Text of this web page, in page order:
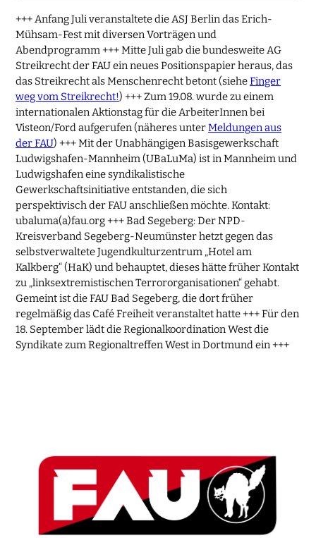
+++ Anfang Juli veranstaltete die ASJ Berlin das Erich-
Mühsam-Fest mit diversen Vorträgen und
Abendprogramm +++ Mitte Juli gab die bundesweite AG
Streikrecht der FAU ein neues Positionspapier heraus, das
das Streikrecht als Menschenrecht betont (sieheFinger
weg vom Streikrecht!) +++ Zum 19.08. wurde zu einem
internationalen Aktionstag für die ArbeiterInnen bei
Visteon/Ford aufgerufen (näheres unterMeldungen aus
der FAU) +++ Mit der Unabhängigen Basisgewerkschaft
Ludwigshafen-Mannheim (UBaLuMa) ist in Mannheim und
Ludwigshafen eine syndikalistische
Gewerkschaftsinitiative entstanden, die sich
perspektivisch der FAU anschließen möchte. Kontakt:
ubaluma(a)fau.org +++ Bad Segeberg: Der NPD-
Kreisverband Segeberg-Neumünster hetzt gegen das
selbstverwaltete Jugendkulturzentrum „Hotel am
Kalkberg“ (HaK) und behauptet, dieses hätte früher Kontakt
zu „linksextremistischen Terrororganisationen“ gehabt.
Gemeint ist die FAU Bad Segeberg, die dort früher
regelmäßig das Café Freiheit veranstaltet hatte +++ Für den
18. September lädt die Regionalkoordination West die
Syndikate zum Regionaltreffen West in Dortmund ein +++